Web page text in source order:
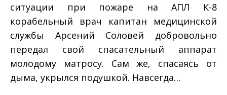
ситуации при пожаре на АПЛ К-­8
корабельный врач капитан медицинской
службы Арсений Соловей добровольно
передал свой спасательный аппарат
молодому матросу. Сам же, спасаясь от
дыма, укрылся подушкой. Навсегда…